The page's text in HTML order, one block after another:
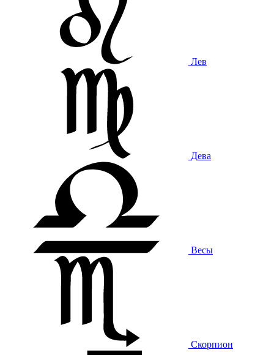
Лев
Дева
Весы
Скорпион